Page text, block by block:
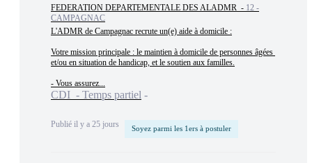
FEDERATION DEPARTEMENTALE DES ALADMR - 12 -
CAMPAGNAC
L'ADMR de Campagnac recrute un(e) aide à domicile :
Votre mission principale : le maintien à domicile de personnes âgées
et/ou en situation de handicap, et le soutien aux familles.
- Vous assurez...
CDI - Temps partiel
Publié il y a 25 jours Soyez parmi les 1ers à postuler